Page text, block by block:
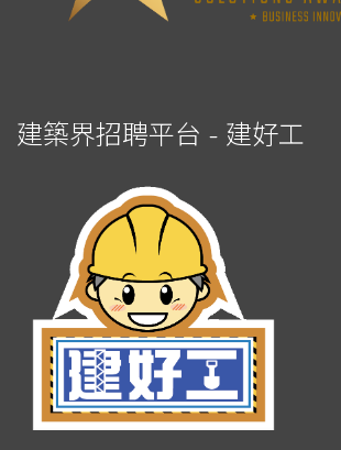
建築界招聘平台 - 建好工